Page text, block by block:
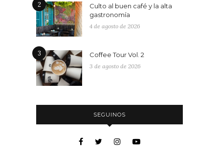
2
Culto al buen café y la alta
gastronomía
4 de agosto de 2026
3 Coffee Tour Vol. 2
3 de agosto de 2026
SEGUINOS